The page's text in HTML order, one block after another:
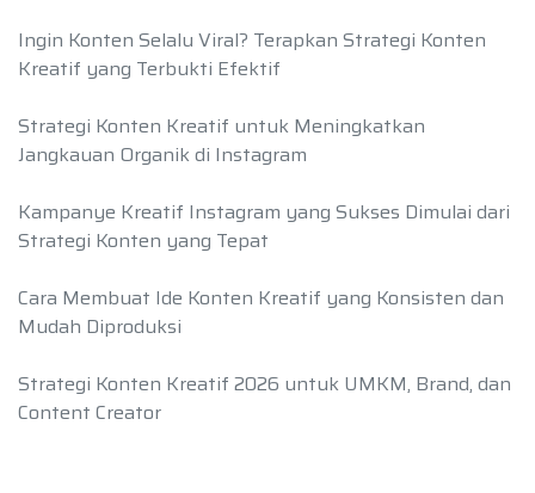
Ingin Konten Selalu Viral? Terapkan Strategi Konten
Kreatif yang Terbukti Efektif
Strategi Konten Kreatif untuk Meningkatkan
Jangkauan Organik di Instagram
Kampanye Kreatif Instagram yang Sukses Dimulai dari
Strategi Konten yang Tepat
Cara Membuat Ide Konten Kreatif yang Konsisten dan
Mudah Diproduksi
Strategi Konten Kreatif 2026 untuk UMKM, Brand, dan
Content Creator